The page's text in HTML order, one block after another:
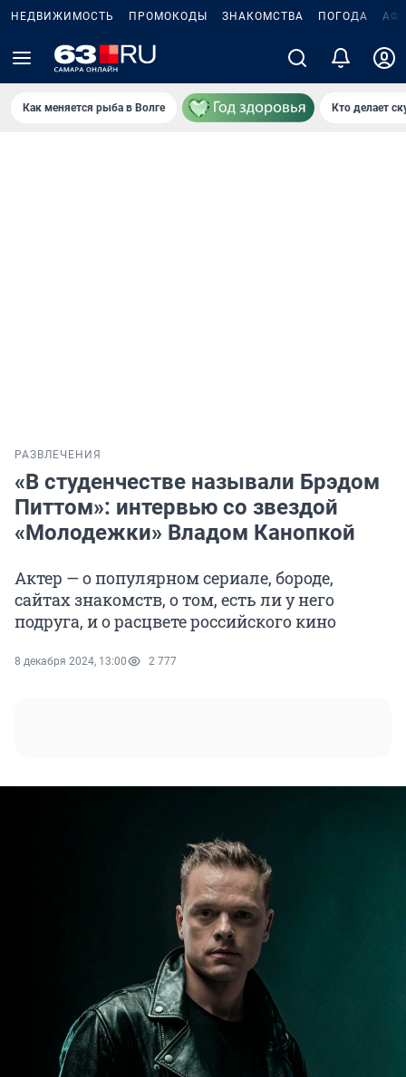
НЕДВИЖИМОСТЬ ПРОМОКОДЫ ЗНАКОМСТВА ПОГОДА
Как меняется рыба в Волге Кто делает
РАЗВЛЕЧЕНИЯ
«В студенчестве называли Брэдом
Питтом»: интервью со звездой
«Молодежки» Владом Канопкой
Актер — о популярном сериале, бороде,
сайтах знакомств, о том, есть ли у него
подруга, и о расцвете российского кино
8 декабря 2024, 13:00 2 777